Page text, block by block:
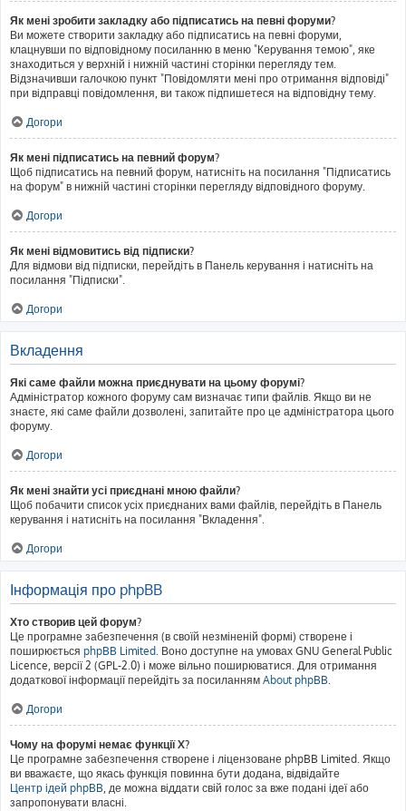
Як мені зробити закладку або підписатись на певні форуми?
Ви можете створити закладку або підписатись на певні форуми,
клацнувши по відповідному посиланню в меню "Керування темою", яке
знаходиться у верхній і нижній частині сторінки перегляду тем.
Відзначивши галочкою пункт "Повідомляти мені про отримання відповіді"
при відправці повідомлення, ви також підпишетеся на відповідну тему.
Догори
Як мені підписатись на певний форум?
Щоб підписатись на певний форум, натисніть на посилання "Підписатись
на форум" в нижній частині сторінки перегляду відповідного форуму.
Догори
Як мені відмовитись від підписки?
Для відмови від підписки, перейдіть в Панель керування і натисніть на
посилання "Підписки".
Догори
Вкладення
Які саме файли можна приєднувати на цьому форумі?
Адміністратор кожного форуму сам визначає типи файлів. Якщо ви не
знаєте, які саме файли дозволені, запитайте про це адміністратора цього
форуму.
Догори
Як мені знайти усі приєднані мною файли?
Щоб побачити список усіх приєднаних вами файлів, перейдіть в Панель
керування і натисніть на посилання "Вкладення".
Догори
Інформація про phpBB
Хто створив цей форум?
Це програмне забезпечення (в своїй незміненій формі) створене і
поширюється phpBB Limited. Воно доступне на умовах GNU General Public
Licence, версії 2 (GPL-2.0) і може вільно поширюватися. Для отримання
додаткової інформації перейдіть за посиланням About phpBB.
Догори
Чому на форумі немає функції X?
Це програмне забезпечення створене і ліцензоване phpBB Limited. Якщо
ви вважаєте, що якась функція повинна бути додана, відвідайте
Центр ідей phpBB, де можна віддати свій голос за вже подані ідеї або
запропонувати власні.